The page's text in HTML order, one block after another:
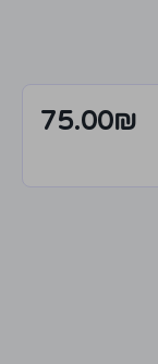
75.00₪